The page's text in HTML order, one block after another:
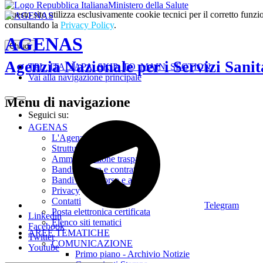
Questo sito utilizza esclusivamente cookie tecnici per il corretto
consultando la Privacy Policy.
Chiudi
TPL_ITALIAPA_SKIP_TO_MAIN_SECTION
Vai alla navigazione principale
Ministero della Salute
AGENAS
Agenzia Nazionale per i Servizi
Seguici su:
Telegram
Linkedin
Facebook
Twitter
Youtube
Menu di navigazione
AGENAS
L'Agenzia
Struttura
Amministrazione trasparente
Bandi di gara e contratti
Bandi di concorso e avvisi
Privacy
Contatti
Posta elettronica certificata
Elenco siti tematici
AREE TEMATICHE
COMUNICAZIONE
Primo piano - Archivio Notizie